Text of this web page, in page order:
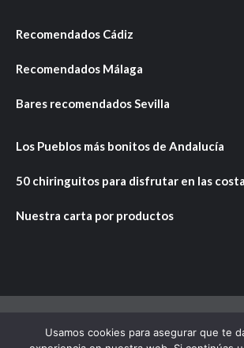
Recomendados Cádiz
Recomendados Málaga
Bares recomendados Sevilla
Los Pueblos más bonitos de Andalucía
50 chiringuitos para disfrutar en las
Nuestra carta por productos
Copyright © Todos los derechos
Usamos cookies para asegurar que te